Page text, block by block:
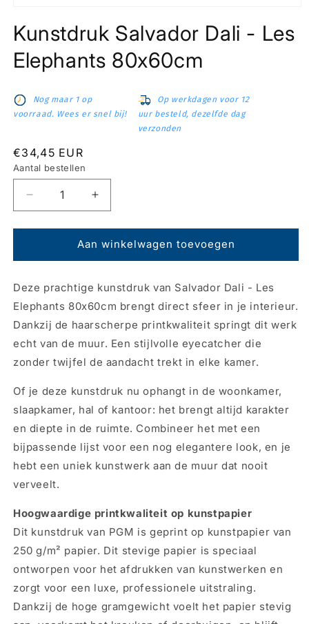
openen
in
modaal
Kunstdruk Salvador Dali - Les
Elephants 80x60cm
Nog maar 1 op
voorraad. Wees er snel bij!
Op werkdagen voor 12
uur besteld, dezelfde dag
verzonden
Normale
prijs
€34,45 EUR
Aantal bestellen
Aantal
verlagen
voor
Kunstdruk
Salvador
-
Les
Elephants
80x60cm
Aantal
verhogen
voor
Kunstdruk
Salvador
Les
Elephants
80x60cm
Aan winkelwagen toevoegen
Deze prachtige kunstdruk van Salvador Dali - Les
Elephants 80x60cm brengt direct sfeer in je interieur.
Dankzij de haarscherpe printkwaliteit springt dit werk
echt van de muur. Een stijlvolle eyecatcher die
zonder twijfel de aandacht trekt in elke kamer.
Of je deze kunstdruk nu ophangt in de woonkamer,
slaapkamer, hal of kantoor: het brengt altijd karakter
en diepte in de ruimte. Combineer het met een
bijpassende lijst voor een nog elegantere look, en je
hebt een uniek kunstwerk aan de muur dat nooit
verveelt.
Hoogwaardige printkwaliteit op kunstpapier
Dit kunstdruk van PGM is geprint op kunstpapier van
250 g/m² papier. Dit stevige papier is speciaal
ontworpen voor het afdrukken van kunstwerken en
zorgt voor een luxe, professionele uitstraling.
Dankzij de hoge gramgewicht voelt het papier stevig